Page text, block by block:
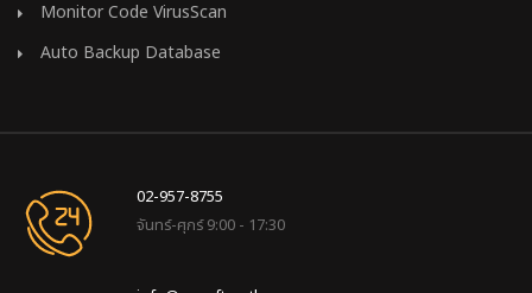
Monitor Code VirusScan
Auto Backup Database
02-957-8755
จันทร์-ศุกร์ 9:00 - 17:30